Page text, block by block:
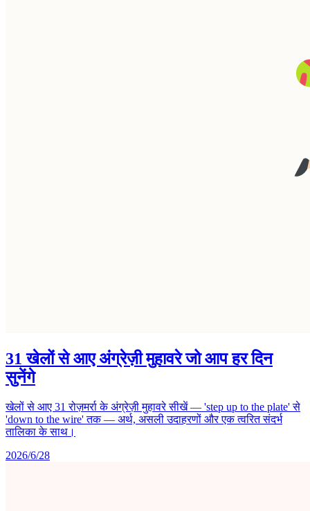
31 खेलों से आए अंग्रेज़ी मुहावरे जो आप हर दिन
सुनेंगे
खेलों से आए 31 रोज़मर्रा के अंग्रेज़ी मुहावरे सीखें — 'step up to the plate' से
'down to the wire' तक — अर्थ, असली उदाहरणों और एक त्वरित संदर्भ
तालिका के साथ।
2026/6/28